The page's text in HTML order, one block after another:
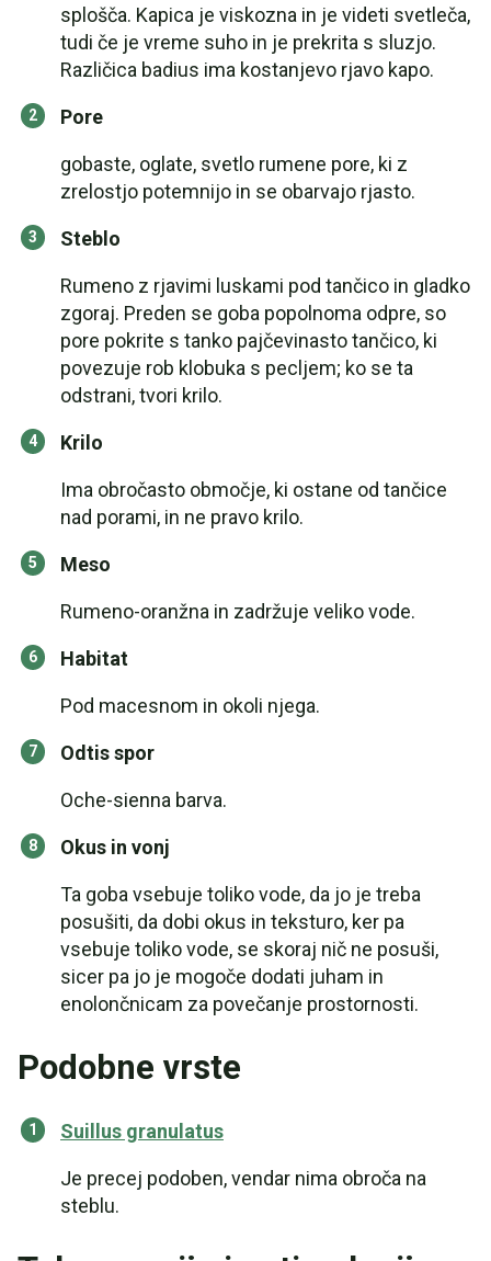
splošča. Kapica je viskozna in je videti svetleča,
tudi če je vreme suho in je prekrita s sluzjo.
Različica badius ima kostanjevo rjavo kapo.
Pore
gobaste, oglate, svetlo rumene pore, ki z
zrelostjo potemnijo in se obarvajo rjasto.
Steblo
Rumeno z rjavimi luskami pod tančico in gladko
zgoraj. Preden se goba popolnoma odpre, so
pore pokrite s tanko pajčevinasto tančico, ki
povezuje rob klobuka s pecljem; ko se ta
odstrani, tvori krilo.
Krilo
Ima obročasto območje, ki ostane od tančice
nad porami, in ne pravo krilo.
Meso
Rumeno-oranžna in zadržuje veliko vode.
Habitat
Pod macesnom in okoli njega.
Odtis spor
Oche-sienna barva.
Okus in vonj
Ta goba vsebuje toliko vode, da jo je treba
posušiti, da dobi okus in teksturo, ker pa
vsebuje toliko vode, se skoraj nič ne posuši,
sicer pa jo je mogoče dodati juham in
enolončnicam za povečanje prostornosti.
Podobne vrste
Suillus granulatus
Je precej podoben, vendar nima obroča na
steblu.